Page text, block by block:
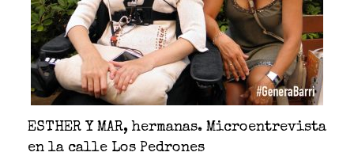
ESTHER Y MAR, hermanas. Microentrevista
en la calle Los Pedrones